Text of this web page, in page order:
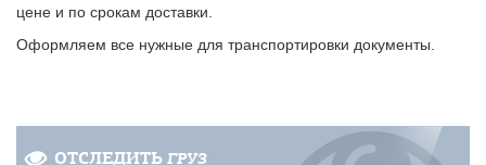
цене и по срокам доставки.
Оформляем все нужные для транспортировки документы.
ОТСЛЕДИТЬ ГРУЗ